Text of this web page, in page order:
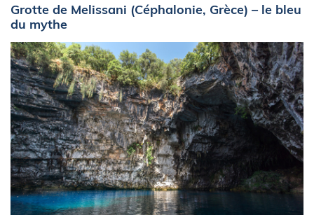
Grotte de Melissani (Céphalonie, Grèce) – le bleu
du mythe